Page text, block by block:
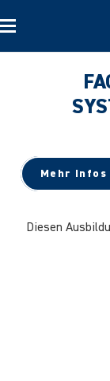
Mehr Infos
Diesen